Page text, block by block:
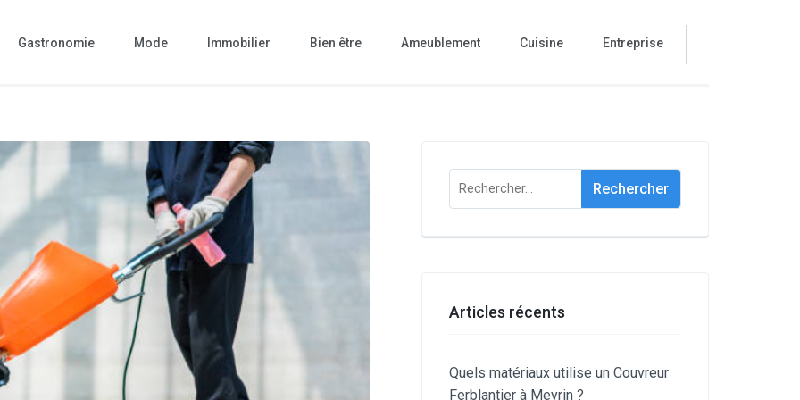
Gastronomie Mode Immobilier Bien être Ameublement Cuisine Entreprise
Rechercher :
Articles récents
Quels matériaux utilise un Couvreur
Ferblantier à Meyrin ?